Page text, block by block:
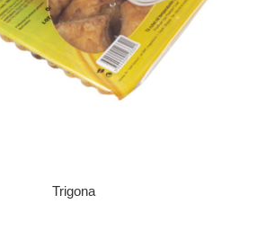
Trigona